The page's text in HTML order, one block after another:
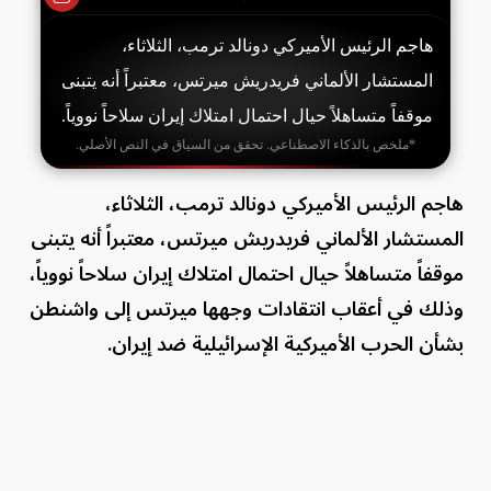
هاجم الرئيس الأميركي دونالد ترمب، الثلاثاء،
المستشار الألماني فريدريش ميرتس، معتبراً أنه يتبنى
موقفاً متساهلاً حيال احتمال امتلاك إيران سلاحاً نووياً.
*ملخص بالذكاء الاصطناعي. تحقق من السياق في النص الأصلي.
هاجم الرئيس الأميركي دونالد ترمب، الثلاثاء،
المستشار الألماني فريدريش ميرتس، معتبراً أنه يتبنى
موقفاً متساهلاً حيال احتمال امتلاك إيران سلاحاً نووياً،
وذلك في أعقاب انتقادات وجهها ميرتس إلى واشنطن
بشأن الحرب الأميركية الإسرائيلية ضد إيران.